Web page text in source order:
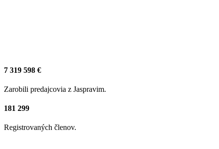
7 319 598 €
Zarobili predajcovia z Jaspravim.
181 299
Registrovaných členov.